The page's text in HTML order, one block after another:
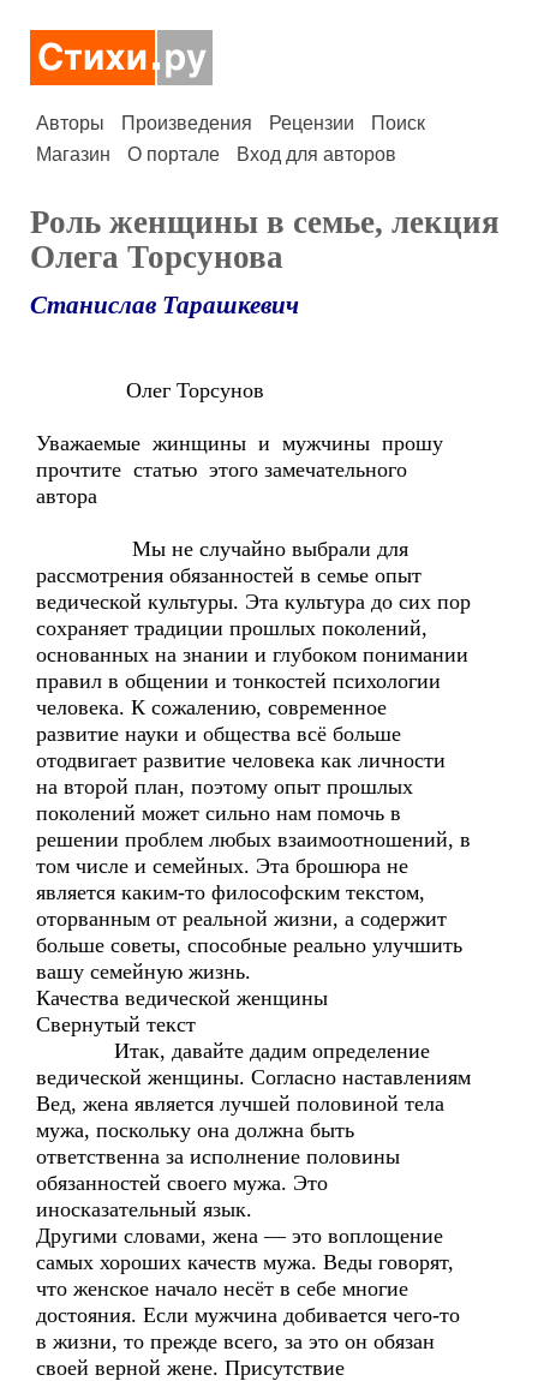
Авторы Произведения Рецензии
Поиск
Магазин
О портале Вход для авторов
Роль женщины в семье, лекция
Олега Торсунова
Станислав Тарашкевич
Олег Торсунов
Уважаемые жинщины и мужчины прошу
прочтите статью этого замечательного
автора
Мы не случайно выбрали для
рассмотрения обязанностей в семье опыт
ведической культуры. Эта культура до сих пор
сохраняет традиции прошлых поколений,
основанных на знании и глубоком понимании
правил в общении и тонкостей психологии
человека. К сожалению, современное
развитие науки и общества всё больше
отодвигает развитие человека как личности
на второй план, поэтому опыт прошлых
поколений может сильно нам помочь в
решении проблем любых взаимоотношений, в
том числе и семейных. Эта брошюра не
является каким-то философским текстом,
оторванным от реальной жизни, а содержит
больше советы, способные реально улучшить
вашу семейную жизнь.
Качества ведической женщины
Свернутый текст
Итак, давайте дадим определение
ведической женщины. Согласно наставлениям
Вед, жена является лучшей половиной тела
мужа, поскольку она должна быть
ответственна за исполнение половины
обязанностей своего мужа. Это
иносказательный язык.
Другими словами, жена — это воплощение
самых хороших качеств мужа. Веды говорят,
что женское начало несёт в себе многие
достояния. Если мужчина добивается чего-то
в жизни, то прежде всего, за это он обязан
своей верной жене. Присутствие